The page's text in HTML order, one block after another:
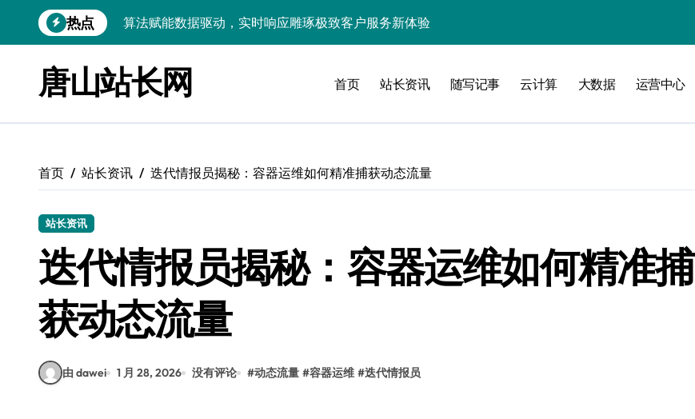
到
热点
技术护航：Android大数据引擎，实时处理引领数据流新纪元
技术破局：实时引擎赋能数据洪流，重塑大数据处理新科技
大数据架构下实时引擎优化：技术革新驱动数据处理效能跃升
大数据赋能运维：实时处理提效，精准调控信息流
Go语言赋能大数据：实时引擎构建与科技驱动的性能优化术
数据引擎科技赋能：实时处理驱动效能实现飞跃增长
唐山站长网 首页 站长资讯 随写记事 云计算 大数据 运营中心
首页 站长资讯 迭代情报员揭秘：容器运维如何精准捕获动态流量
站长资讯
迭代情报员揭秘：容器运维如何精准捕
获动态流量
由 dawei 1 月 28, 2026 没有评论 #动态流量 #容器运维 #迭代情报员